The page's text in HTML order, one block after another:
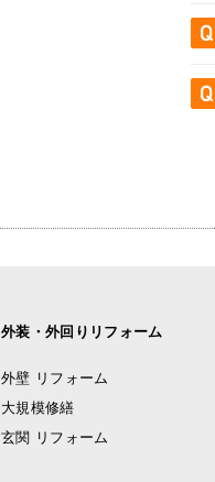
外装・外回りリフォーム
外壁 リフォーム
大規模修繕
玄関 リフォーム